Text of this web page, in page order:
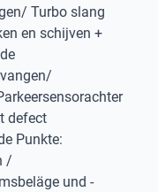
Turbo slang
en schijven +
defect
Punkte:
/
und -